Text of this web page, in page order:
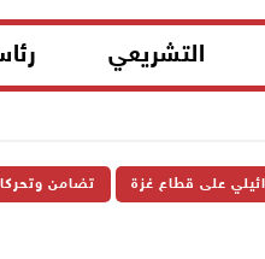
التشريعي
على قطاع غزة تضامن